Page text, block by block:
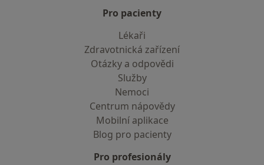
Pro pacienty
Lékaři
Zdravotnická zařízení
Otázky a odpovědi
Služby
Nemoci
Centrum nápovědy
Mobilní aplikace
Blog pro pacienty
Pro profesionály